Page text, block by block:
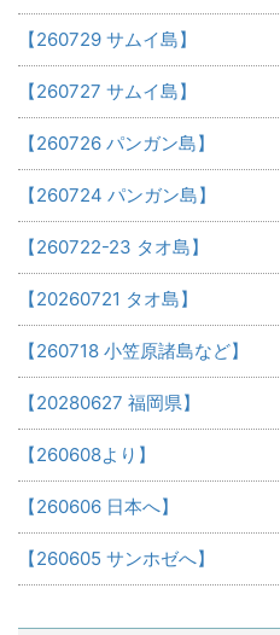
【260729 サムイ島】
【260727 サムイ島】
【260726 パンガン島】
【260724 パンガン島】
【260722-23 タオ島】
【20260721 タオ島】
【260718 小笠原諸島など】
【20280627 福岡県】
【260608より】
【260606 日本へ】
【260605 サンホゼへ】